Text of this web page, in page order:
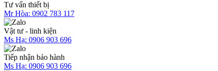
Tư vấn thiết bị
Mr Hòa: 0902 783 117
Vật tư - linh kiện
Ms Hạ: 0906 903 696
Tiếp nhận bảo hành
Ms Hạ: 0906 903 696